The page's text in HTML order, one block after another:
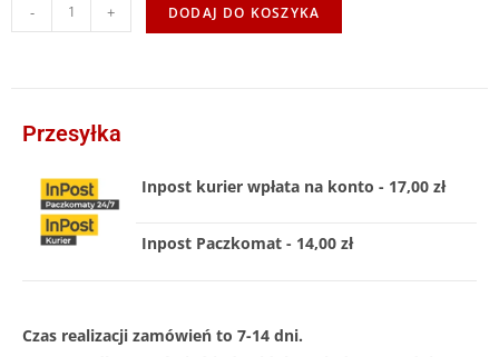
- + DODAJ DO KOSZYKA
Przesyłka
Inpost kurier wpłata na konto - 17,00 zł
Inpost Paczkomat - 14,00 zł
Czas realizacji zamówień to 7-14 dni.